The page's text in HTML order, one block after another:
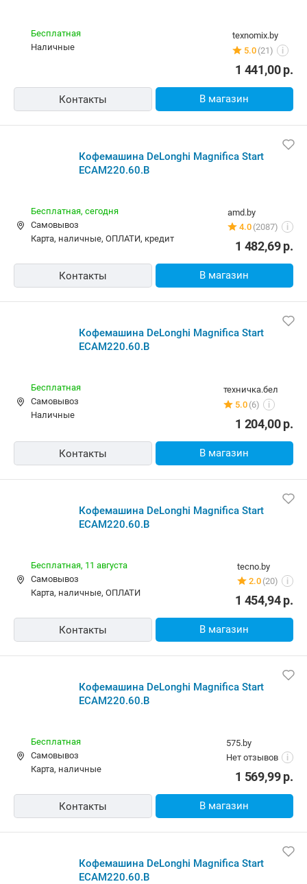
texnomix.by
5.0 (21) i
Бесплатная
наличные
1 441,00р.
Контакты В магазин
Кофемашина DeLonghi Magnifica Start
ECAM220.60.B
amd.by
4.0 (2087) i
Бесплатная, сегодня
Самовывоз
карта, наличные, ОПЛАТИ, кредит
1 482,69р.
Контакты В магазин
Кофемашина DeLonghi Magnifica Start
ECAM220.60.B
техничка.бел
5.0 (6) i
Бесплатная
Самовывоз
наличные
1 204,00р.
Контакты В магазин
Кофемашина DeLonghi Magnifica Start
ECAM220.60.B
tecno.by
2.0 (20) i
Бесплатная, 11 августа
Самовывоз
карта, наличные, ОПЛАТИ
1 454,94р.
Контакты В магазин
Кофемашина DeLonghi Magnifica Start
ECAM220.60.B
575.by
Нет отзывов
i
Бесплатная
Самовывоз
карта, наличные
1 569,99р.
Контакты В магазин
Кофемашина DeLonghi Magnifica Start
ECAM220.60.B